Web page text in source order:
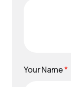
Your Name*